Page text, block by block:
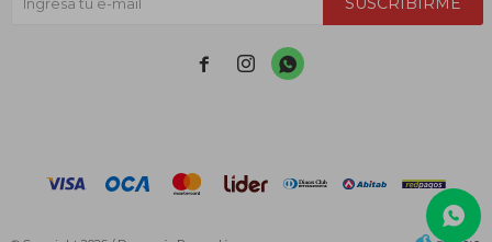
  